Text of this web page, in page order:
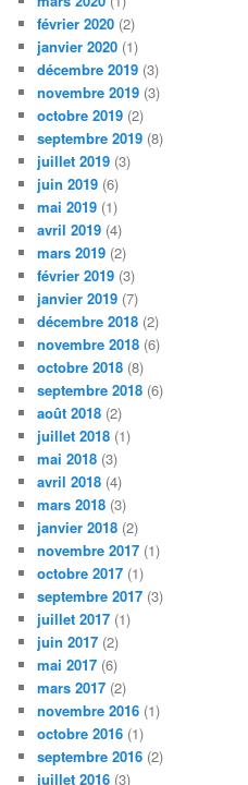
février 2020 (2)
janvier 2020 (1)
décembre 2019 (3)
novembre 2019 (3)
octobre 2019 (2)
septembre 2019 (8)
juillet 2019 (3)
juin 2019 (6)
mai 2019 (1)
avril 2019 (4)
mars 2019 (2)
février 2019 (3)
janvier 2019 (7)
décembre 2018 (2)
novembre 2018 (6)
octobre 2018 (8)
septembre 2018 (6)
août 2018 (2)
juillet 2018 (1)
mai 2018 (3)
avril 2018 (4)
mars 2018 (3)
janvier 2018 (2)
novembre 2017 (1)
octobre 2017 (1)
septembre 2017 (3)
juillet 2017 (1)
juin 2017 (2)
mai 2017 (6)
mars 2017 (2)
novembre 2016 (1)
octobre 2016 (1)
septembre 2016 (2)
juillet 2016 (3)